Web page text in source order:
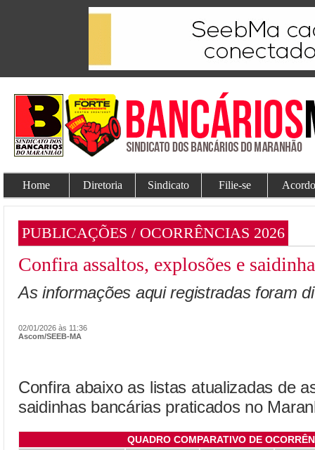
Home Diretoria Sindicato Filie-se
PUBLICAÇÕES / OCORRÊNCIAS 2026
Confira assaltos, explosões e
As informações aqui registradas foram
02/01/2026 às 11:36
Ascom/SEEB-MA
Confira abaixo as listas atualizadas de
saidinhas bancárias praticados no
QUADRO COMPARATIVO DE